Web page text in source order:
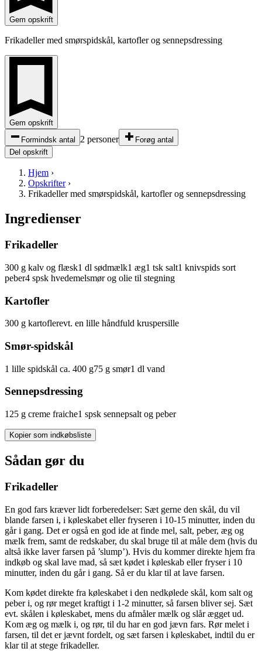
Gem opskrift
Frikadeller med smørspidskål, kartofler og sennepsdressing
Gem opskrift
Formindsk antal
2 personer
Forøg antal
Del opskrift
Hjem ›
Opskrifter›
Frikadeller med smørspidskål, kartofler og sennepsdressing
Ingredienser
Frikadeller
300 g kalv og flæsk1 dl sødmælk1 æg1 tsk salt1 knivspids sort
peber4 spsk hvedemelsmør og olie til stegning
Kartofler
300 g kartoflerevt. en lille håndfuld kruspersille
Smør-spidskål
1 lille spidskål ca. 400 g75 g smør1 dl vand
Sennepsdressing
125 g creme fraiche1 spsk sennepsalt og peber
Kopier som indkøbsliste
Sådan gør du
Frikadeller
En god fars kræver lidt forberedelser: Sæt gerne den skål, du vil
blande farsen i, i køleskabet eller fryseren i 10-15 minutter, inden du
går i gang. Det er også en god ide at finde mel, salt, peber, æg og
mælk frem, samt de redskaber, du skal bruge til at måle dem (hvis du
altså ikke laver farsen på ’slump’). Hvis du kommer direkte hjem fra
indkøb og skal lave mad, så sæt kødet i køleskab eller fryser i 10
minutter, inden du går i gang. Så er du klar til at lave farsen.
Kom kødet direkte fra køleskabet i den nedkølede skål, kom salt og
peber i, og rør meget kraftigt i 1-2 minutter, så farsen bliver sej. Sæt
evt. skålen i køleskabet, mens du afmåler mælk og slår ægget ud.
Kom æg og mælk i, og rør, til du har en god jævn fars. Rør melet i
farsen, til det er jævnt fordelt, og sæt farsen i køleskabet, indtil du er
klar til at stege frikadeller.